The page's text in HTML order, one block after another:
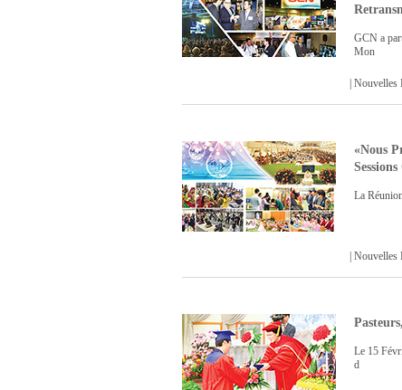
GCN a
Mon
|
«Nous
La
|
Le 15
d